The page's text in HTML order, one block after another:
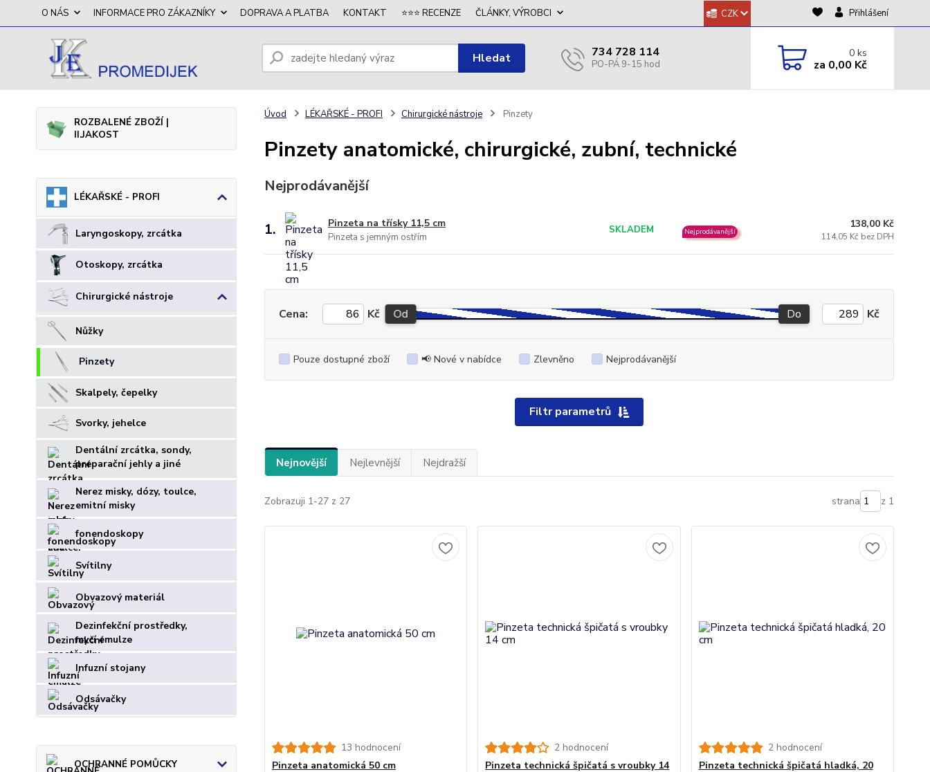
O NÁS INFORMACE PRO ZÁKAZNÍKY DOPRAVA A PLATBA KONTAKT ⭐⭐⭐ RECENZE ČLÁNKY, VÝROBCI CZK Přihlášení
Hledat 734 728 114 0ks
za 0,00 Kč
ROZBALENÉ ZBOŽÍ |
II.JAKOST
LÉKAŘSKÉ - PROFI
Laryngoskopy, zrcátka
Otoskopy, zrcátka
Chirurgické nástroje
Nůžky
Pinzety
Skalpely, čepelky
Svorky, jehelce
Dentální zrcátka, sondy,
preparační jehly a jiné
Nerez misky, dózy, toulce,
emitní misky
fonendoskopy
Svítilny
Obvazový materiál
Dezinfekční prostředky,
mycí emulze
Infuzní stojany
Odsávačky
OCHRANNÉ POMŮCKY
Úvod LÉKAŘSKÉ - PROFI Chirurgické nástroje Pinzety
Pinzety anatomické, chirurgické, zubní, technické
Nejprodávanější
1. Pinzeta na třísky 11,5 cm
Pinzeta s jemným ostřím
SKLADEM Nejprodávanější
138,00 Kč
114,05 Kč bez DPH
Filtr parametrů
Cena: Kč Od Do Kč
Pouze dostupné zboží 📢 Nové v nabídce Zlevněno Nejprodávanější
Nejnovější Nejlevnější Nejdražší
Zobrazuji 1-27 z 27 strana z 1
13 hodnocení
Pinzeta anatomická 50 cm
2 hodnocení
Pinzeta technická špičatá s vroubky 14
2 hodnocení
Pinzeta technická špičatá hladká, 20